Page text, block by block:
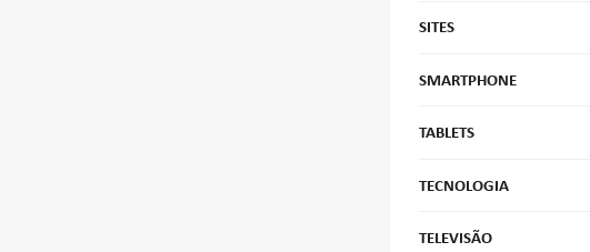
SITES
SMARTPHONE
TABLETS
TECNOLOGIA
TELEVISÃO